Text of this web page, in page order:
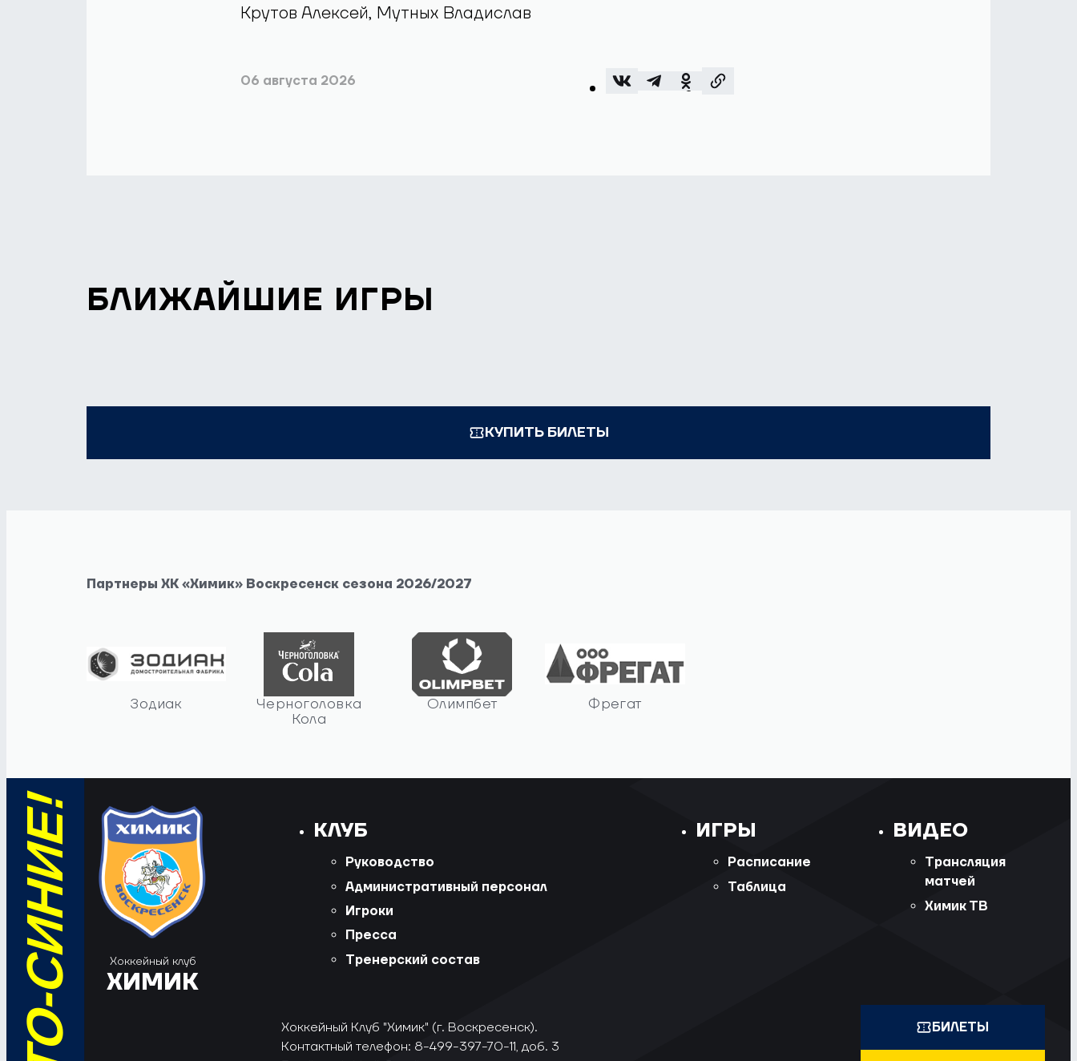
Крутов Алексей, Мутных Владислав
06 августа 2026
БЛИЖАЙШИЕ ИГРЫ
КУПИТЬ БИЛЕТЫ
Партнеры ХК «Химик» Воскресенск сезона 2026/2027
Зодиак
Черноголовка
Кола
Олимпбет Фрегат
Хоккейный клуб
ХИМИК
КЛУБ
Руководство
Административный персонал
Игроки
Пресса
Тренерский состав
ИГРЫ
Расписание
Таблица
ВИДЕО
Трансляция
матчей
Химик ТВ
Хоккейный Клуб "Химик" (г. Воскресенск).
Контактный телефон: 8-499-397-70-11, доб. 3
БИЛЕТЫ